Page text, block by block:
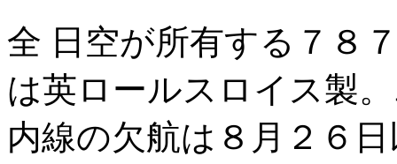
全 日空が所有する７８
は英ロールスロイス製
内線の欠航は８月２６